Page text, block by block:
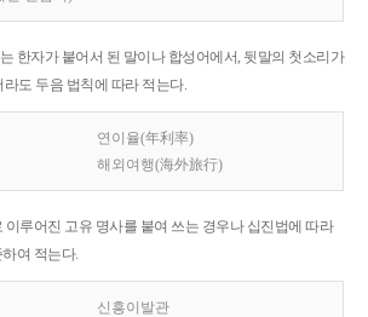
한자가 붙어서 된 말이나 합성어에서, 뒷말의 첫소리가
라도 두음 법칙에 따라 적는다.
연이율(年利率)
해외여행(海外旅行)
이루어진 고유 명사를 붙여 쓰는 경우나 십진법에 따라
여 적는다.
신흥이발관